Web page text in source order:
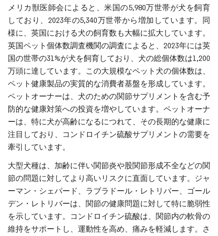
メリカ獣医師会によると、米国の5,980万世帯が犬を飼育
しており、2023年の5,340万世帯から増加しています。同
様に、英国における犬の飼育数も大幅に拡大しています。
英国ペット個体数調査機関の調査によると、2023年には英
国の世帯の31%が犬を飼育しており、犬の総個体数は1,200
万頭に達しています。この大規模なペット犬の個体数は、
ペット健康製品の実質的な消費者基盤を形成しています。
ペットオーナーは、犬のための関節サプリメントを含む予
防的な健康対策への投資を増やしています。ペットオーナ
ーは、特に犬が高齢になるにつれて、その長期的な健康に
注目しており、コンドロイチン硫酸サプリメントの需要を
牽引しています。
大型犬種は、加齢に伴い関節炎や股関節形成不全などの関
節の問題に対してより高いリスクに直面しています。ジャ
ーマン・シェパード、ラブラドール・レトリバー、ゴール
デン・レトリバーは、関節の健康問題に対して特に脆弱性
を示しています。コンドロイチン硫酸は、関節内の軟骨の
維持をサポートし、運動性を高め、痛みを軽減します。さ